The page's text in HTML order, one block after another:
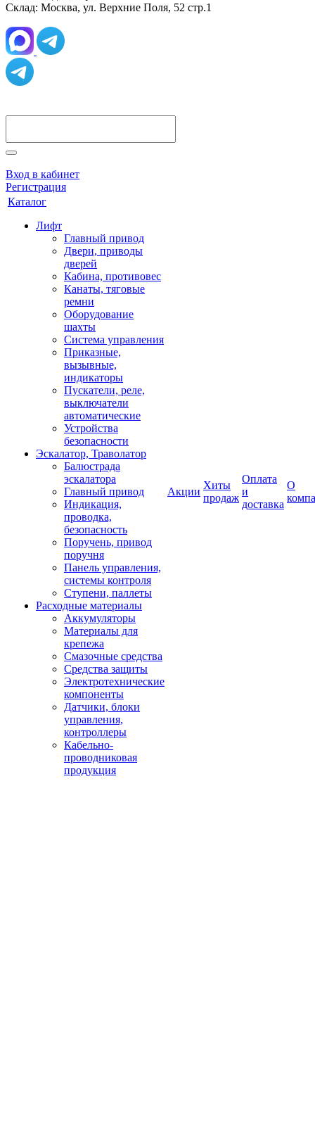
Склад: Москва, ул. Верхние Поля, 52 стр.1
Вход в кабинет
Регистрация
Каталог
Лифт
Главный привод
Двери, приводы
дверей
Кабина, противовес
Канаты, тяговые
ремни
Оборудование
шахты
Система управления
Приказные,
вызывные,
индикаторы
Пускатели, реле,
выключатели
автоматические
Устройства
безопасности
Эскалатор, Траволатор
Балюстрада
эскалатора
Главный привод
Индикация,
проводка,
безопасность
Поручень, привод
поручня
Панель управления,
системы контроля
Ступени, паллеты
Расходные материалы
Аккумуляторы
Материалы для
крепежа
Смазочные средства
Средства защиты
Электротехнические
компоненты
Датчики, блоки
управления,
контроллеры
Кабельно-
проводниковая
продукция
Акции
Хиты
продаж
Оплата
и
доставка
О